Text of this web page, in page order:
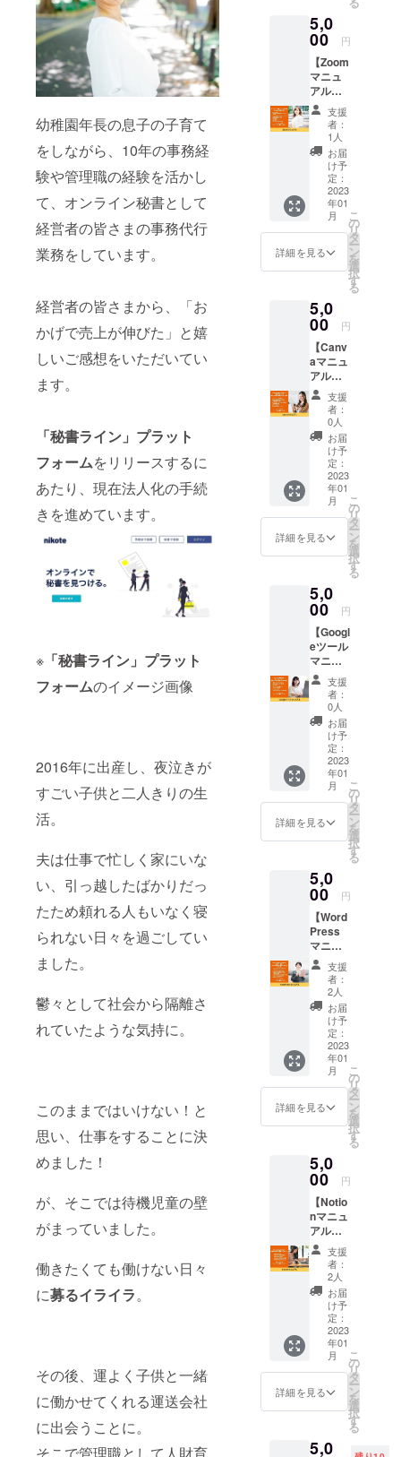
幼稚園年長の息子の子育て
をしながら、10年の事務経
験や管理職の経験を活かし
て、オンライン秘書として
経営者の皆さまの事務代行
業務をしています。
経営者の皆さまから、「お
かげで売上が伸びた」と嬉
しいご感想をいただいてい
ます。
「秘書ライン」プラット
フォームをリリースするに
あたり、現在法人化の手続
きを進めています。
※ 「秘書ライン」プラット
フォームのイメージ画像
2016年に出産し、夜泣きが
すごい子供と二人きりの生
活。
夫は仕事で忙しく家にいな
い、引っ越したばかりだっ
たため頼れる人もいなく寝
られない日々を過ごしてい
ました。
鬱々として社会から隔離さ
れていたような気持に。
このままではいけない！と
思い、仕事をすることに決
めました！
が、そこでは待機児童の壁
がまっていました。
働きたくても働けない日々
に募るイライラ。
その後、運よく子供と一緒
に働かせてくれる運送会社
に出会うことに。
ループ
で90分
です。
※日程は
メール
にて調
整日を
ご連絡
いたし
ます。
す。 オ
ンライ
ン秘書
サービ
スに興
味があ
る経営
者の方
に、お
すすめ
のプラ
ンで
す。
※2023
年1月か
ら1年間
有効で
にて調
整させ
だきま
す。
5,0
00 円
【Zoom
マニュ
アル】
「オン
ライン
会議
ツール
の定
番!Zoo
mの基
本を紹
介」
Web会
議ツー
ル
「Zoom
本を紹
介する
マニュ
アルを
お届け
しま
す。 ●
内容●
1:Zoom
とは?無
料版と
有料版
の違い
を知ろ
う 2:
〈準
備〉
Zoomを
にする
こと
リのダ
ウン
ロード
2)ア
カウン
トの作
成 3:会
議を主
催する
方法 4:
会議に
参加す
る方法
5:基本
2)
チャッ
ト 3)
録音・
録画 6:
便利機
能 1)
ブレイ
クアウ
トルー
ムの設
定 2)
ホワイ
トボー
ド(iPad
ラーリ
ング機
4)ス
ポット
ライト
7:セ
キュリ
ティ面
での注
意 1)
待機室
2)パ
スワー
ド 3)
アプリ
は最新
デート
※メール
たしま
支援
者：
1人
お届
け予
定：
2023
年01
月
詳細を見る
こ
の
リ
タ
ー
ン
を
選
択
す
る
5,0
00 円
【Canv
aマニュ
アル】
「Canv
aを活用
するあ
なたに!
〈完全
マス
ター〉
使い方
と基本
操作を
詳しく
解説」
グラ
フィッ
クデザ
イン
ツール
「Canv
a」 の
マニュ
アルを
お届け
しま
す。 ●
内容●
1:Canv
aへの登
録方法
2:名刺&
本操作
10選
ズを設
定する
2)テ
ンプ
レート
または
素材を
挿入す
る 3)
文字を
入れる
4)
持って
いる写
択とグ
ループ
化 6)
ショー
トカッ
トキー
を利用
する
7)画像
を編集
する
画像の
明るさ&
色彩を
調整す
像の切
り抜き
材を透
支援
者：
0人
お届
け予
定：
2023
年01
月
詳細を見る
こ
の
リ
タ
ー
ン
を
選
択
す
る
5,0
00 円
【Googl
eツール
マニュ
アル】
「オン
ライン
秘書と
して
知って
おきた
い!便利
Google
系ツー
ルを紹
は検索
エンジ
ンとし
てだけ
ではな
く、い
ろいろ
なツー
ルを展
開して
いま
す。便
利な
Google
系の
ツール
につい
届けし
ます。
1:事前
に使っ
てみて
ほしい
Google
系ツー
ル3つ
1)Googl
eドキュ
メント
2)Googl
eスプ
ライド
支援
者：
0人
お届
け予
定：
2023
年01
月
詳細を見る
こ
の
リ
タ
ー
ン
を
選
択
す
る
5,0
00 円
【Word
Press
マニュ
アル】
「これ
だけは
知って
おきた
い!安
全・簡
単!Wor
dPress
を更新
する方
法と使
Web関
連技術
がない
人でも
サイト
作成や
ブログ
の作成
ができ
るCMS
の一つ
である
WordPr
ess。更
新方法
や使い
方のマ
ます。
支援
者：
2人
お届
け予
定：
2023
年01
月
詳細を見る
こ
の
リ
タ
ー
ン
を
選
択
す
る
5,0
00 円
【Notio
nマニュ
アル】
「Notio
n初心者
の方へ!
話題の
Notion
を使っ
てみよ
う!」 多
くの
ワーク
フロー
を一元
ラウド
支援
者：
2人
お届
け予
定：
2023
年01
月
詳細を見る
こ
の
リ
タ
ー
ン
を
選
択
す
る
5,0